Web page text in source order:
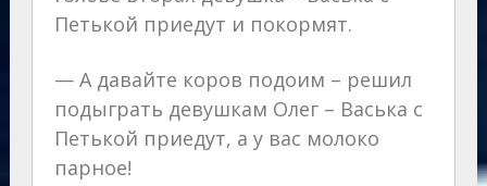
Петькой приедут и покормят.
— А давайте коров подоим – решил
подыграть девушкам Олег – Васька с
Петькой приедут, а у вас молоко
парное!